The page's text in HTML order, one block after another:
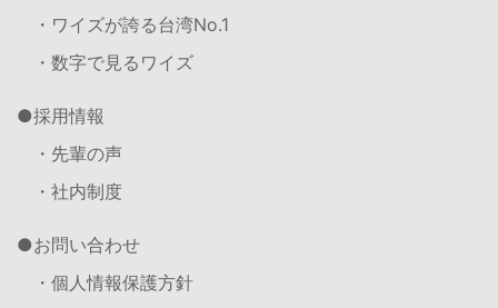
・ワイズが誇る台湾No.1
・数字で見るワイズ
採用情報
・先輩の声
・社内制度
お問い合わせ
・個人情報保護方針